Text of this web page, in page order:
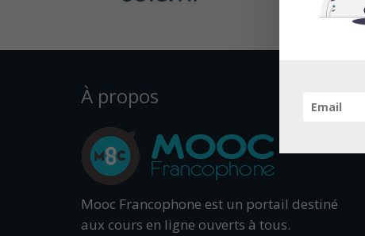
À propos
Mooc Francophone est un portail destiné
aux cours en ligne ouverts à tous.